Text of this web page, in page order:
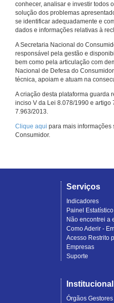
conhecer, analisar e investir todos
solução dos problemas
se identificar adequadamente e
dados e informações relativas à
A Secretaria Nacional do
responsável pela gestão e
bem como pela articulação com
Nacional de Defesa do
técnica, apoiam e atuam na
A criação desta plataforma guarda
inciso V da Lei 8.078/1990 e artigo
7.963/2013.
Clique aqui para mais
Consumidor.
Serviços
Indicadores
Painel Estatístico
Não encontrei a
Como Aderir -
Acesso Restrito
Empresas
Suporte
Institucional
Órgãos Gestores